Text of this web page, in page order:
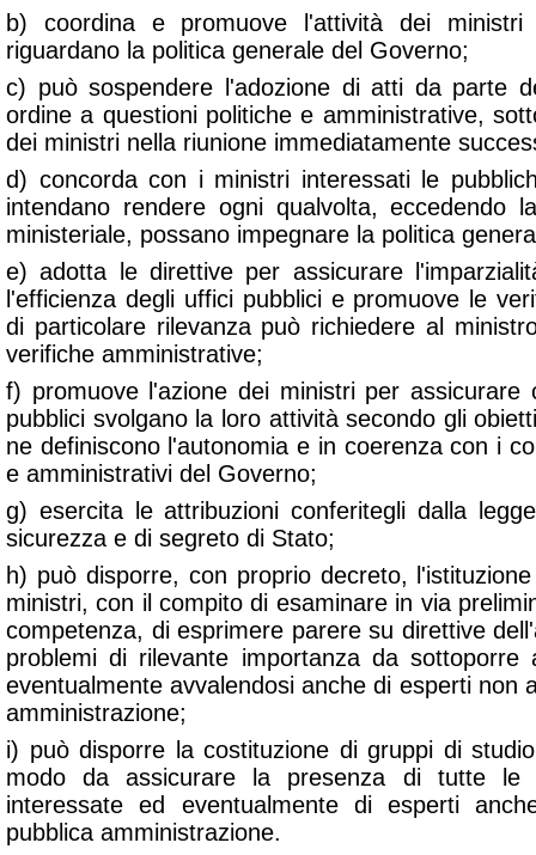
b) coordina e promuove l'attività dei
riguardano la politica generale del Governo;
c) può sospendere l'adozione di atti da parte
ordine a questioni politiche e amministrative,
dei ministri nella riunione immediatamente
d) concorda con i ministri interessati le
intendano rendere ogni qualvolta, eccedendo
ministeriale, possano impegnare la politica
e) adotta le direttive per assicurare
l'efficienza degli uffici pubblici e promuove le
di particolare rilevanza può richiedere al
verifiche amministrative;
f) promuove l'azione dei ministri per
pubblici svolgano la loro attività secondo gli
ne definiscono l'autonomia e in coerenza con i
e amministrativi del Governo;
g) esercita le attribuzioni conferitegli dalla
sicurezza e di segreto di Stato;
h) può disporre, con proprio decreto,
ministri, con il compito di esaminare in via
competenza, di esprimere parere su direttive
problemi di rilevante importanza da sottoporre
eventualmente avvalendosi anche di esperti non
amministrazione;
i) può disporre la costituzione di gruppi di
modo da assicurare la presenza di tutte le
interessate ed eventualmente di esperti
pubblica amministrazione.